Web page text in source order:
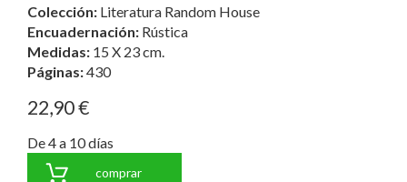
Colección: Literatura Random House
Encuadernación: Rústica
Medidas: 15 X 23 cm.
Páginas:430
22,90 €
De 4 a 10 días
comprar